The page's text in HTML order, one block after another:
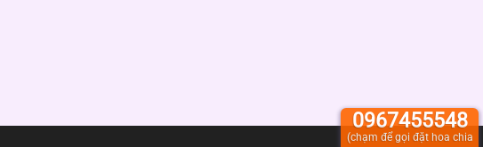
0967455548
(chạm để gọi đặt hoa chia